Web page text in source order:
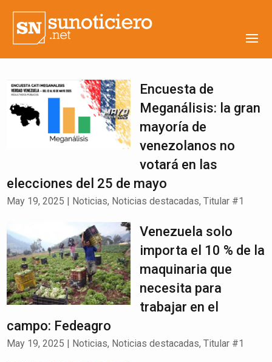
Encuesta de
Meganálisis: la gran
mayoría de
venezolanos no
votará en las
elecciones del 25 de mayo
May 19, 2025 | Noticias, Noticias destacadas,Titular #1
Venezuela solo
importa el 10 % de la
maquinaria que
necesita para
trabajar en el
campo: Fedeagro
May 19, 2025 | Noticias, Noticias destacadas,Titular #1